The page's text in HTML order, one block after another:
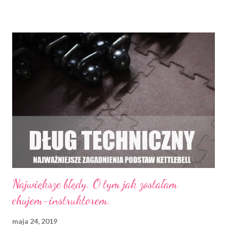
typu "nie, nie *honorujemy*, gdyż nasi Instruktorzy PŁACĄ
ciężkie pieniądze za oferowaną u nas wiedzę, zatem muszą je
zarabiać". Zauważyłam jednak, że spotyka się to z kompletnym
brakiem zrozumienia* *seriously, I'm shocked , jak gdybym po
chamsku ODMAWIAŁA przyjęcia pieniędzy od firmy Benefit. Nie
kwestionuję mojego chamstwa. Po co miałabym się niby tyle
uśmiechać i ryzykować pomarszczeniem ryjka na późną starość w
Największe błędy. O tym jak zostałam
chujem-instruktorem.
maja 24, 2019